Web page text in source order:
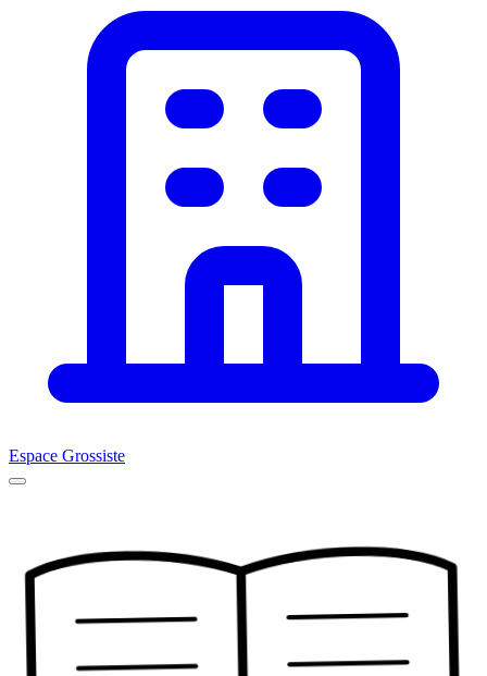
Espace Grossiste